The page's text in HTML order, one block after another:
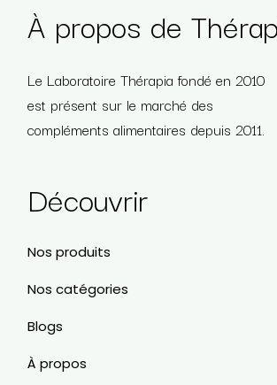
À propos de
Le Laboratoire Thérapia fondé en 2010
est présent sur le marché des
compléments alimentaires depuis 2011.
Découvrir
Nos produits
Nos catégories
Blogs
À propos